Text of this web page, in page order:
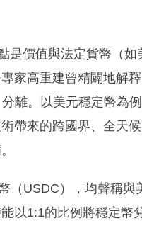
是價值與法定貨幣（
家高重建曾精闢地解
離。以美元穩定幣為
帶來的跨國界、全天
（USDC），均聲稱與
以1:1的比例將穩定幣